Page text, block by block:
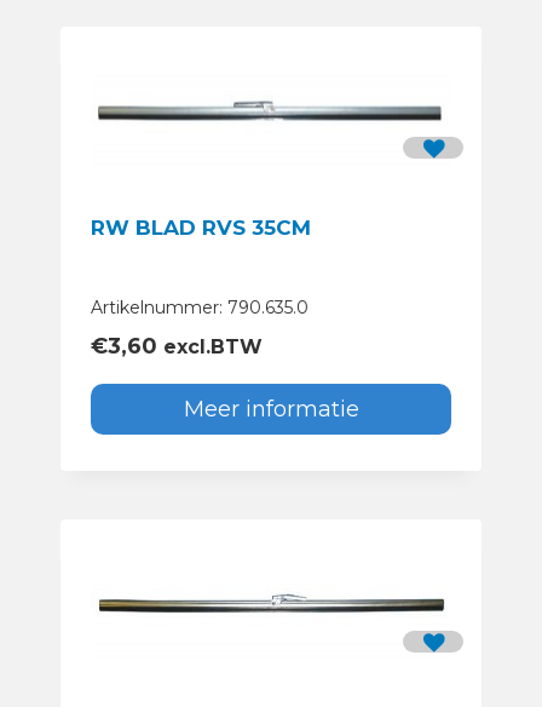
RW BLAD RVS 35CM
Artikelnummer: 790.635.0
€3,60 excl.BTW
Meer informatie